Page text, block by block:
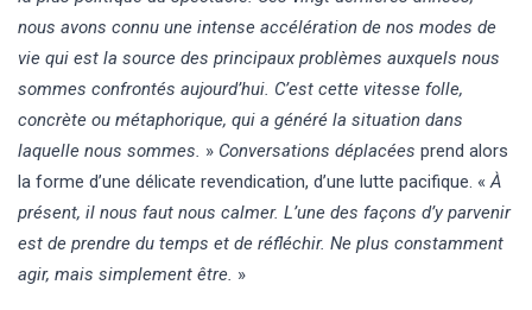
nous avons connu une intense accélération de nos modes de
vie qui est la source des principaux problèmes auxquels nous
sommes confrontés aujourd’hui. C’est cette vitesse folle,
concrète ou métaphorique, qui a généré la situation dans
laquelle nous sommes. » Conversations déplacées prend alors
la forme d’une délicate revendication, d’une lutte pacifique. « À
présent, il nous faut nous calmer. L’une des façons d’y parvenir
est de prendre du temps et de réfléchir. Ne plus constamment
agir, mais simplement être. »